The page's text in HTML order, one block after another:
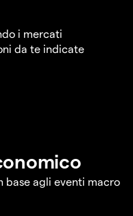
i mercati
da te indicate
base agli eventi macro